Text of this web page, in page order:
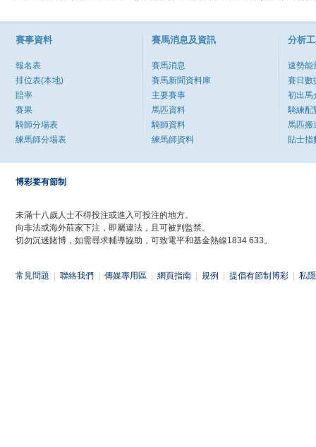
賽事資料
報名表
排位表(本地)
賠率
賽果
騎師分場表
練馬師分場表
賽馬消息及資訊
賽馬消息
賽馬新聞資料庫
主要賽事
馬匹資料
騎師資料
練馬師資料
分析
速勢能
賽日數
初出馬
騎練配
馬匹搬
貼士指
博彩要有節制
未滿十八歲人士不得投注或進入可投注的地方。
向非法或海外莊家下注，即屬違法，且可被判監禁。
切勿沉迷賭博，如需尋求輔導協助，可致電平和基金熱線1834 633。
常見問題 聯絡我們 傳媒專用區 網頁指南 規例 提倡有節制博彩 私